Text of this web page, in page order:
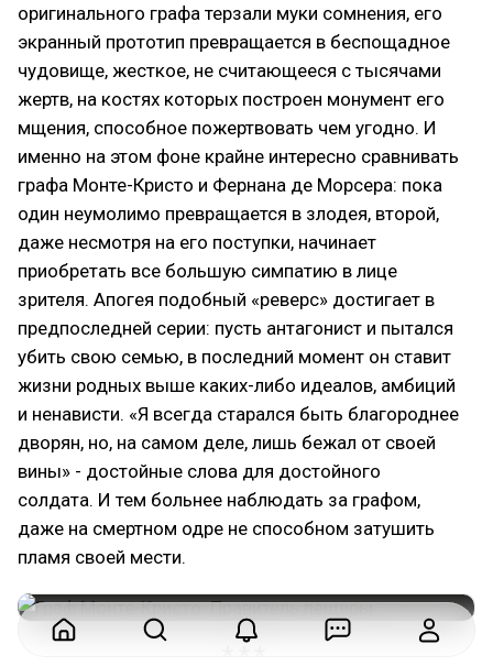
оригинального графа терзали муки сомнения, его
экранный прототип превращается в беспощадное
чудовище, жесткое, не считающееся с тысячами
жертв, на костях которых построен монумент его
мщения, способное пожертвовать чем угодно. И
именно на этом фоне крайне интересно сравнивать
графа Монте-Кристо и Фернана де Морсера: пока
один неумолимо превращается в злодея, второй,
даже несмотря на его поступки, начинает
приобретать все большую симпатию в лице
зрителя. Апогея подобный «реверс» достигает в
предпоследней серии: пусть антагонист и пытался
убить свою семью, в последний момент он ставит
жизни родных выше каких-либо идеалов, амбиций
и ненависти. «Я всегда старался быть благороднее
дворян, но, на самом деле, лишь бежал от своей
вины» - достойные слова для достойного
солдата. И тем больнее наблюдать за графом,
даже на смертном одре не способном затушить
пламя своей мести.